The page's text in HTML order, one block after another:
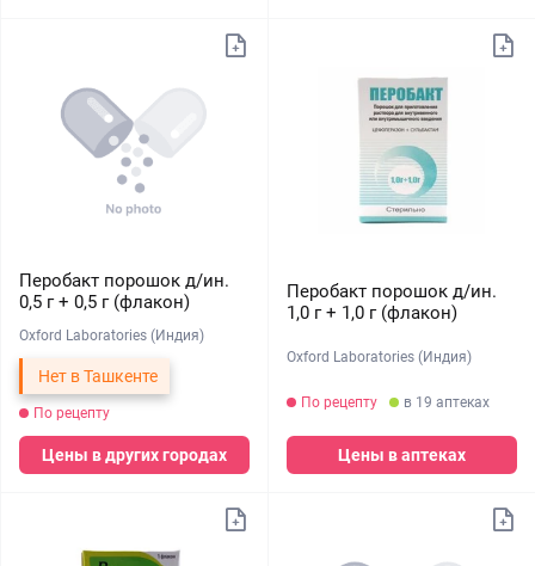
Перобакт порошок д/ин.
0,5 г + 0,5 г (флакон)
Oxford Laboratories (Индия)
Нет в Ташкенте
По рецепту
Цены в других городах
Перобакт порошок д/ин.
1,0 г + 1,0 г (флакон)
Oxford Laboratories (Индия)
По рецепту в 19 аптеках
Цены в аптеках